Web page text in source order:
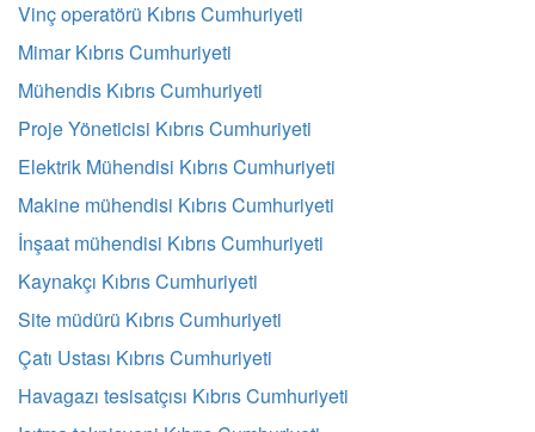
Vinç operatörü Kıbrıs Cumhuriyeti
Mimar Kıbrıs Cumhuriyeti
Mühendis Kıbrıs Cumhuriyeti
Proje Yöneticisi Kıbrıs Cumhuriyeti
Elektrik Mühendisi Kıbrıs Cumhuriyeti
Makine mühendisi Kıbrıs Cumhuriyeti
İnşaat mühendisi Kıbrıs Cumhuriyeti
Kaynakçı Kıbrıs Cumhuriyeti
Site müdürü Kıbrıs Cumhuriyeti
Çatı Ustası Kıbrıs Cumhuriyeti
Havagazı tesisatçısı Kıbrıs Cumhuriyeti